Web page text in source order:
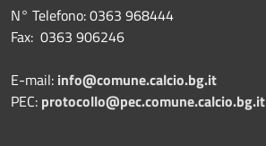
N° Telefono: 0363 968444
Fax: 0363 906246
E-mail: info@comune.calcio.bg.it
PEC: protocollo@pec.comune.calcio.bg.it